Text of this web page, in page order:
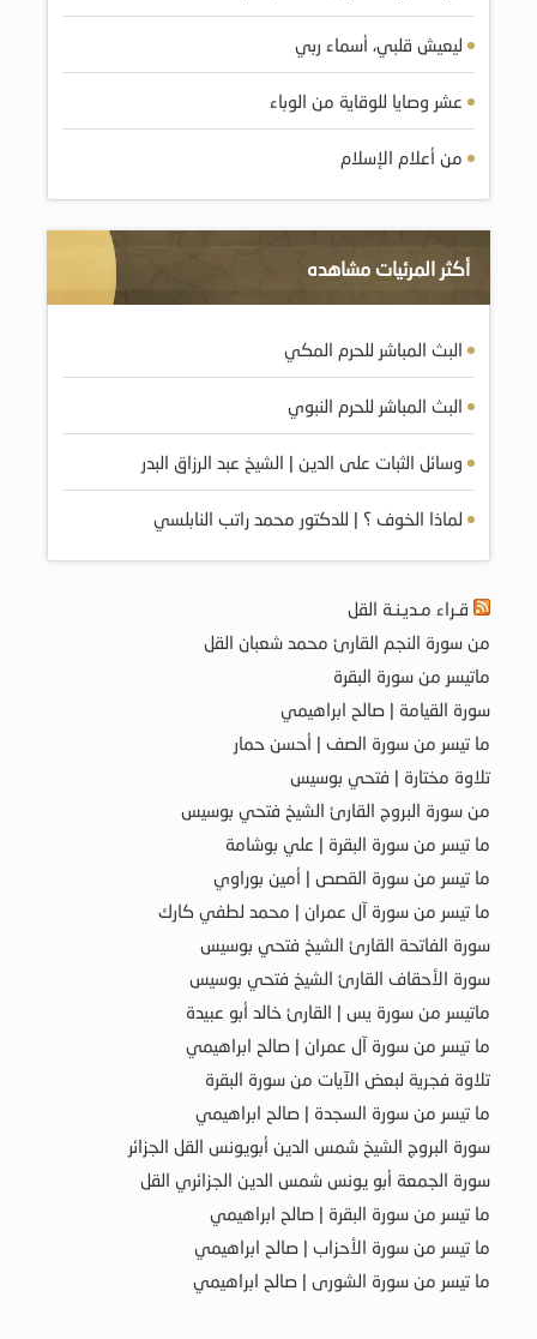
ليعيش قلبي، أسماء ربي
عشر وصايا للوقاية من الوباء
من أعلام الإسلام
أكثر المرئيات مشاهده
البث المباشر للحرم المكي
البث المباشر للحرم النبوي
وسائل الثبات على الدين | الشيخ عبد الرزاق البدر
لماذا الخوف ؟ | للدكتور محمد راتب النابلسي
قـراء مـديـنـة القل
من سورة النجم القارئ محمد شعبان القل
ماتيسر من سورة البقرة
سورة القيامة | صالح ابراهيمي
ما تيسر من سورة الصف | أحسن حمار
تلاوة مختارة | فتحي بوسيس
من سورة البروج القارئ الشيخ فتحي بوسيس
ما تيسر من سورة البقرة | علي بوشامة
ما تيسر من سورة القصص | أمين بوراوي
ما تيسر من سورة آل عمران | محمد لطفي كارك
سورة الفاتحة القارئ الشيخ فتحي بوسيس
سورة الأحقاف القارئ الشيخ فتحي بوسيس
ماتيسر من سورة يس | القارئ خالد أبو عبيدة
ما تيسر من سورة آل عمران | صالح ابراهيمي
تلاوة فجرية لبعض الآيات من سورة البقرة
ما تيسر من سورة السجدة | صالح ابراهيمي
سورة البروج الشيخ شمس الدين أبويونس القل الجزائر
سورة الجمعة أبو يونس شمس الدين الجزائري القل
ما تيسر من سورة البقرة | صالح ابراهيمي
ما تيسر من سورة الأحزاب | صالح ابراهيمي
ما تيسر من سورة الشورى | صالح ابراهيمي